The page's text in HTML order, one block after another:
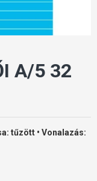
A/5 32
tűzött • Vonalazás: